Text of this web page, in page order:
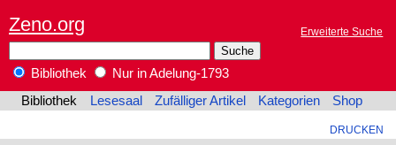
Zeno.org Erweiterte Suche
Bibliothek
Nur in Adelung-1793
Bibliothek
Lesesaal Zufälliger Artikel Kategorien Shop
DRUCKEN